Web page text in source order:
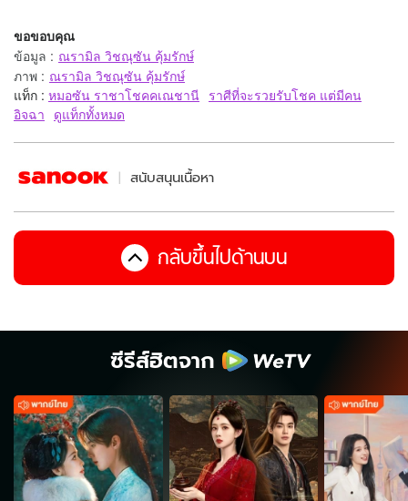
ขอขอบคุณ
ข้อมูล : ณรามิล วิชณุซัน คุ้มรักษ์
ภาพ : ณรามิล วิชณุซัน คุ้มรักษ์
แท็ก : หมอซัน ราชาโชคคเณชานี ราศีที่จะรวยรับโชค แต่มีคน
อิจฉา ดูแท็กทั้งหมด
สนับสนุนเนื้อหา
กลับขึ้นไปด้านบน
ซีรีส์ฮิตจาก